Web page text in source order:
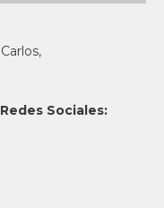
Sociales: